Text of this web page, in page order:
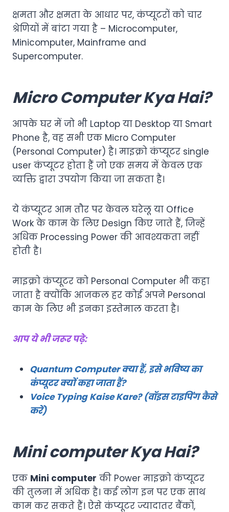
क्षमता और क्षमता के आधार पर, कंप्यूटरों को चार
श्रेणियों में बांटा गया है – Microcomputer,
Minicomputer, Mainframe and
Supercomputer.
Micro Computer Kya Hai?
आपके घर में जो भी Laptop या Desktop या Smart
Phone है, वह सभी एक Micro Computer
(Personal Computer) है। माइक्रो कंप्यूटर single
user कंप्यूटर होता हैं जो एक समय में केवल एक
व्यक्ति द्वारा उपयोग किया जा सकता है।
ये कंप्यूटर आम तौर पर केवल घरेलू या Office
Work के काम के लिए Design किए जाते हैं, जिन्हें
अधिक Processing Power की आवश्यकता नहीं
होती है।
माइक्रो कंप्यूटर को Personal Computer भी कहा
जाता है क्योंकि आजकल हर कोई अपने Personal
काम के लिए भी इनका इस्तेमाल करता है।
आप ये भी जरूर पढ़े:
Quantum Computer क्या हैं, इसे भविष्य का
कंप्यूटर क्यों कहा जाता हैं?
Voice Typing Kaise Kare? (वॉइस टाइपिंग कैसे
करें)
Mini computer Kya Hai?
एक Mini computer की Power माइक्रो कंप्यूटर
की तुलना में अधिक है। कई लोग इन पर एक साथ
काम कर सकते हैं। ऐसे कंप्यूटर ज्यादातर बैंकों,